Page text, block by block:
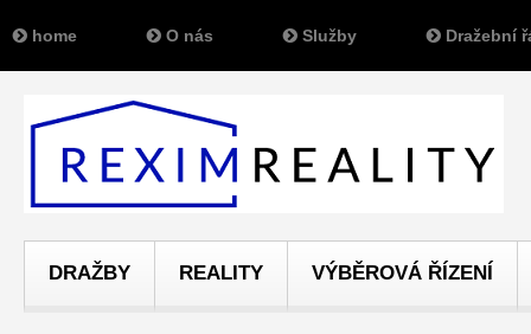
DRAŽBY REALITY VÝBĚROVÁ ŘÍZENÍ
home O nás Služby Dražební